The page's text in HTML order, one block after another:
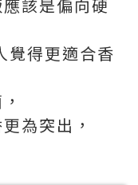
該是偏向硬
覺得更適合香
為突出，